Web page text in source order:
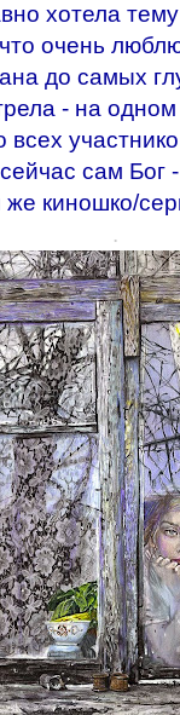
хотела
очень
до самых
- на
всех
сам Бог
киношко/
.